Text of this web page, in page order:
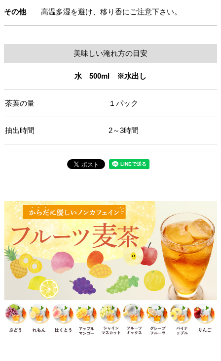
その他 高温多湿を避け、移り香にご注意下さい。
美味しい淹れ方の目安
水 500ml ※水出し
茶葉の量 １パック
抽出時間 2～3時間